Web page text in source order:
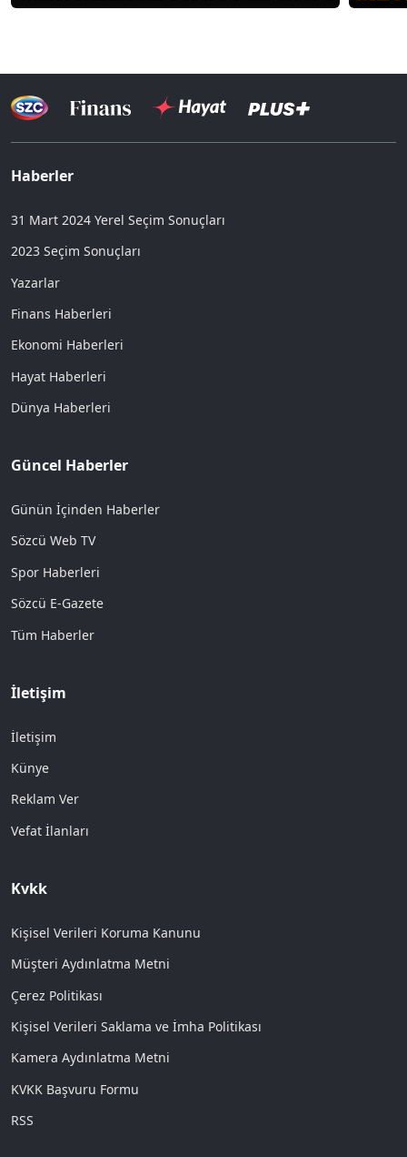
Haberler
31 Mart 2024 Yerel Seçim Sonuçları
2023 Seçim Sonuçları
Yazarlar
Finans Haberleri
Ekonomi Haberleri
Hayat Haberleri
Dünya Haberleri
Güncel Haberler
Günün İçinden Haberler
Sözcü Web TV
Spor Haberleri
Sözcü E-Gazete
Tüm Haberler
İletişim
İletişim
Künye
Reklam Ver
Vefat İlanları
Kvkk
Kişisel Verileri Koruma Kanunu
Müşteri Aydınlatma Metni
Çerez Politikası
Kişisel Verileri Saklama ve İmha Politikası
Kamera Aydınlatma Metni
KVKK Başvuru Formu
RSS